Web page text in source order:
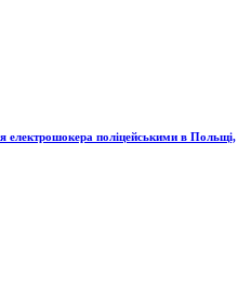
електрошокера поліцейськими в Польщі,